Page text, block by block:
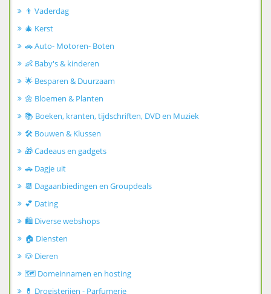
👨 Vaderdag
🎄 Kerst
🚗 Auto- Motoren- Boten
👶 Baby's & kinderen
🌟 Besparen & Duurzaam
🌼 Bloemen & Planten
📚 Boeken, kranten, tijdschriften, DVD en Muziek
🛠️ Bouwen & Klussen
🎁 Cadeaus en gadgets
🚗 Dagje uit
📆 Dagaanbiedingen en Groupdeals
💕 Dating
🛍️ Diverse webshops
🏠 Diensten
🐶 Dieren
🗺️ Domeinnamen en hosting
💊 Drogisterijen - Parfumerie